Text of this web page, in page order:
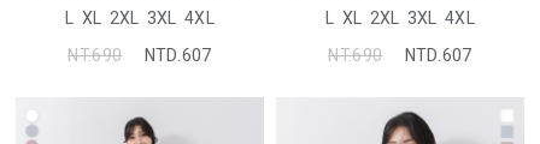
L XL 2XL 3XL 4XL
NT.690
NTD.607
L XL 2XL 3XL 4XL
NT.690
NTD.607